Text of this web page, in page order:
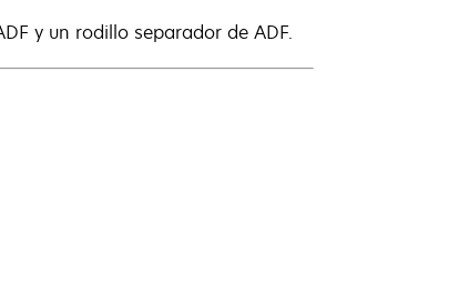
y un rodillo separador de ADF.